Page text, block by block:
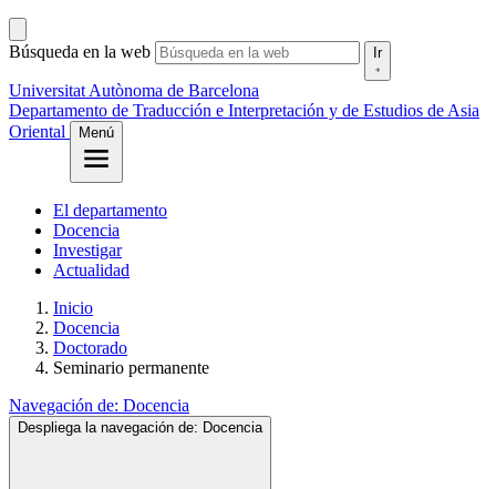
Búsqueda en la web Ir
Universitat Autònoma de Barcelona
Departamento de Traducción e Interpretación y de Estudios de Asia
Oriental
Menú
El departamento
Docencia
Investigar
Actualidad
Inicio
Docencia
Doctorado
Seminario permanente
Navegación de: Docencia
Despliega la navegación de: Docencia